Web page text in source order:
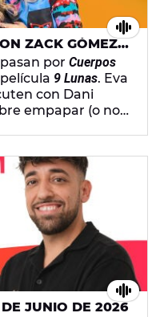
ZACK GÓMEZ Y
JUNIO DE 2026
por Cuerpos
9 Lunas. Eva
con Dani
empapar (o no)
yArturo
música de Olivia
JUNIO DE 2026